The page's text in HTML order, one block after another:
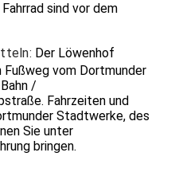
sind vor dem
Der Löwenhof
vom Dortmunder
/
Fahrzeiten und
Stadtwerke, des
Sie unter
bringen.